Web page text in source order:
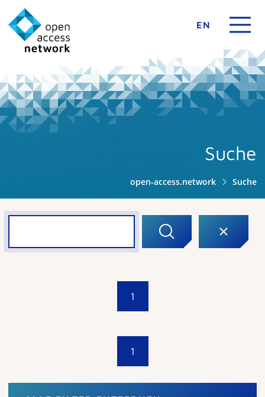
EN
Suche
open-access.network Suche
1
1